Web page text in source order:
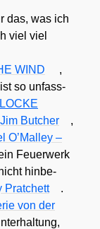
das, was ich
viel viel
WIND
,
so unfass­
Jim But­cher
,
O’Mal­ley –
Feu­er­werk
hin­be­
Prat­chett
.
von der